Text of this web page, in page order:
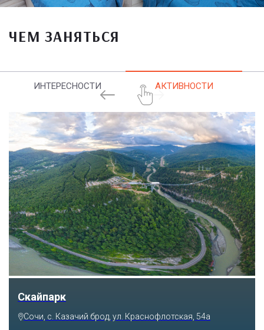
ЧЕМ ЗАНЯТЬСЯ
ИНТЕРЕСНОСТИ АКТИВНОСТИ
Скайпарк
Сочи, с. Казачий брод, ул. Краснофлотская, 54а